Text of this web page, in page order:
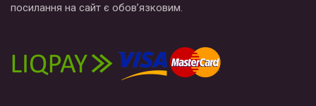
посилання на сайт є обов’язковим.